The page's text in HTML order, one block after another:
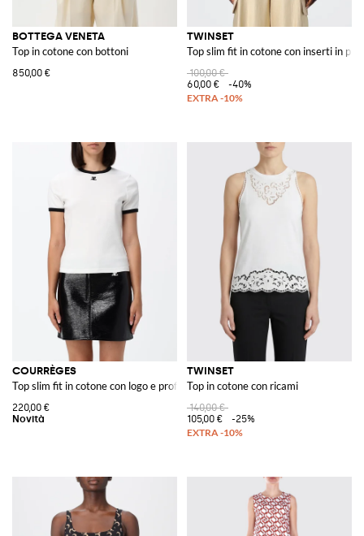
BOTTEGA VENETA
Top in cotone con bottoni
850,00 €
TWINSET
Top slim fit in cotone con inserti in
100,00 €
60,00 €
-40%
COURRÈGES
Top slim fit in cotone con logo e profili a contrasto
220,00 €
TWINSET
Top in cotone con ricami
140,00 €
105,00 €
-25%